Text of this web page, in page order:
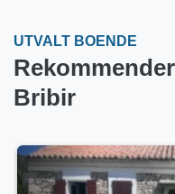
UTVALT BOENDE
Bribir